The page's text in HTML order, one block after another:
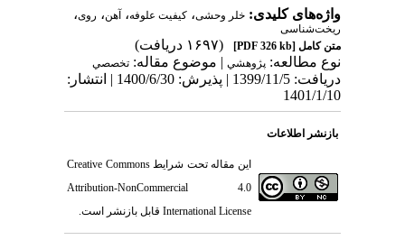
واژه‌های کلیدی: خلر وحشی، کیفیت علوفه، آهن، روی،
ریخت‌شناسی
متن کامل[PDF 326 kb]
(۱۶۹۷ دریافت)
نوع مطالعه: پژوهشي| موضوع مقاله: تخصصي
دریافت: 1399/11/5 | پذیرش: 1400/6/30 | انتشار:
1401/1/10
بازنشر اطلاعات
این مقاله تحت شرایطCreative Commons
Attribution-NonCommercial 4.0
International License قابل بازنشر است.